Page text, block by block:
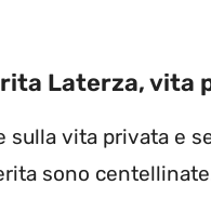
Laterza, vita
sulla vita privata e
sono